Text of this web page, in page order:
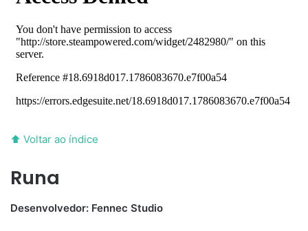
⬆ Voltar ao índice
Runa
Desenvolvedor: Fennec Studio